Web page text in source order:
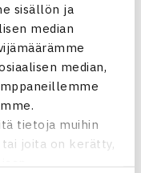
sisällön ja
median
median,
tietoja muihin
joita on kerätty,
runsaasti eri
ITF -kisassa
mainiota
Laura
kun